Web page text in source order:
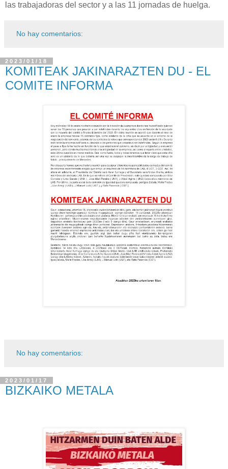
las trabajadoras del sector y a las 11 jornadas de huelga.
No hay comentarios:
2023/01/18
KOMITEAK JAKINARAZTEN DU - EL
COMITE INFORMA
No hay comentarios:
2023/01/17
BIZKAIKO METALA